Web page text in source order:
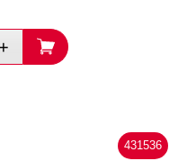
431536